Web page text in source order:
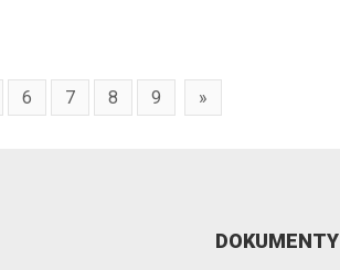
6 7 8 9 »
DOKUMENTY